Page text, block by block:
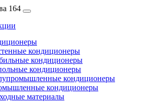
164
кондиционеры
кондиционеры
кондиционеры
кондиционеры
кондиционеры
материалы